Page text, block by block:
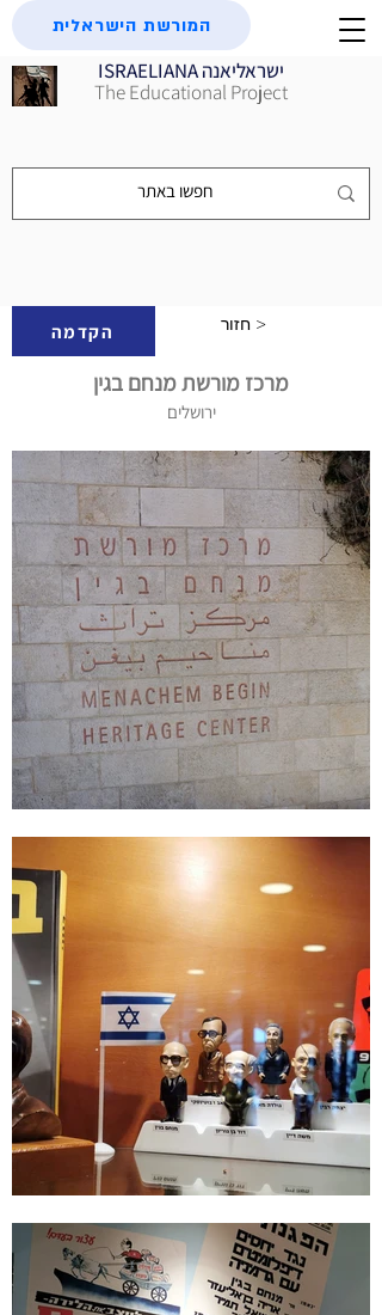
ISRAELIANA ישראליאנה
The Educational Project
המורשת הישראלית
הקדמה חזור >
מרכז מורשת מנחם בגין
ירושלים